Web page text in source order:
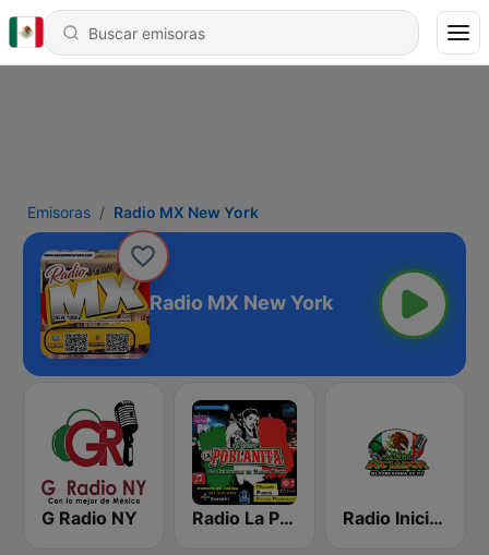
Emisoras Radio MX New York
Radio MX New York
G Radio NY Radio La Poblanita Radio Iniciador